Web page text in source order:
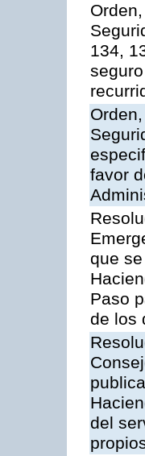
134,
favor
que
Paso
de los
del